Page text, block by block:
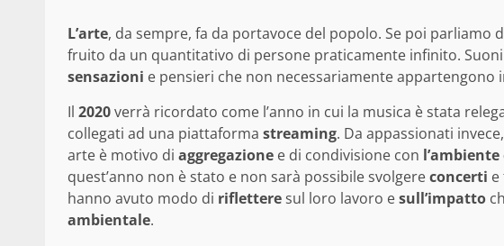
L’arte, da sempre, fa da portavoce del popolo. Se poi parliamo
fruito da un quantitativo di persone praticamente infinito.
sensazioni e pensieri che non necessariamente appartengono
Il 2020verrà ricordato come l’anno in cui la musica è stata
collegati ad una piattaforma streaming. Da appassionati
arte è motivo di aggregazione e di condivisione con
quest’anno non è stato e non sarà possibile svolgereconcerti
hanno avuto modo di rifletteresul loro lavoro esull’impatto
ambientale.